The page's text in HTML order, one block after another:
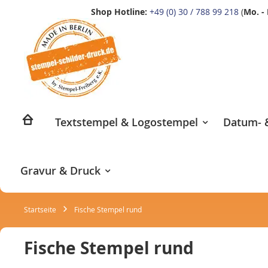
Shop Hotline: +49 (0) 30 / 788 99 218 (Mo. -
springen
Textstempel & Logostempel Datum-
Gravur & Druck
Startseite Fische Stempel rund
Fische Stempel rund